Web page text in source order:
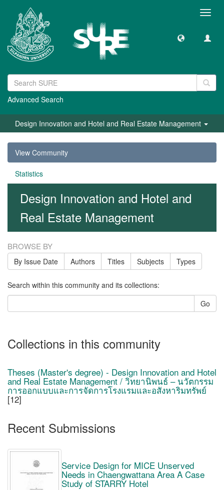
Advanced Search
Design Innovation and Hotel and Real Estate Management
View Community
Statistics
Design Innovation and Hotel and
Real Estate Management
BROWSE BY
By Issue Date Authors Titles Subjects Types
Search within this community and its collections:
Go
Collections in this community
Theses (Master's degree) - Design Innovation and Hotel
and Real Estate Management / วิทยานิพนธ์ – นวัตกรรม
การออกแบบและการจัดการโรงแรมและอสังหาริมทรัพย์
[12]
Recent Submissions
Service Design for MICE Unserved
Needs in Chaengwattana Area A Case
Study of STARRY Hotel